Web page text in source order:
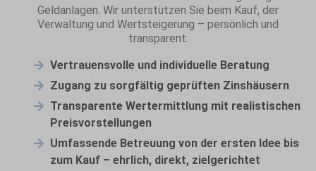
Geldanlagen. Wir unterstützen Sie beim Kauf, der
Verwaltung und Wertsteigerung – persönlich und
transparent.
Vertrauensvolle und individuelle Beratung
Zugang zu sorgfältig geprüften Zinshäusern
Transparente Wertermittlung mit realistischen
Preisvorstellungen
Umfassende Betreuung von der ersten Idee bis
zum Kauf – ehrlich, direkt, zielgerichtet